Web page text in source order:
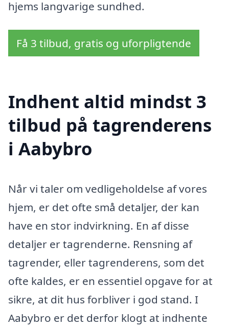
hjems langvarige sundhed.
Få 3 tilbud, gratis og uforpligtende
Indhent altid mindst 3
tilbud på tagrenderens
i Aabybro
Når vi taler om vedligeholdelse af vores
hjem, er det ofte små detaljer, der kan
have en stor indvirkning. En af disse
detaljer er tagrenderne. Rensning af
tagrender, eller tagrenderens, som det
ofte kaldes, er en essentiel opgave for at
sikre, at dit hus forbliver i god stand. I
Aabybro er det derfor klogt at indhente